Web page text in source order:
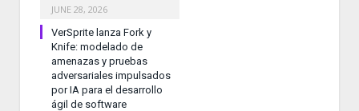
JUNE 28, 2026
VerSprite lanza Fork y
Knife: modelado de
amenazas y pruebas
adversariales impulsados
por IA para el desarrollo
ágil de software